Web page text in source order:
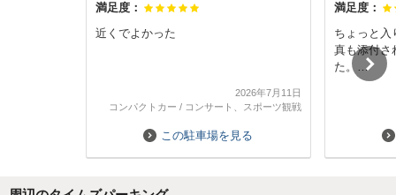
満足度：
近くでよかった
2026年7月11日
コンパクトカー / コンサート、スポーツ観戦
この駐車場を見る
満足度：
ちょっと入
真も添付さ
た。
駐車場は